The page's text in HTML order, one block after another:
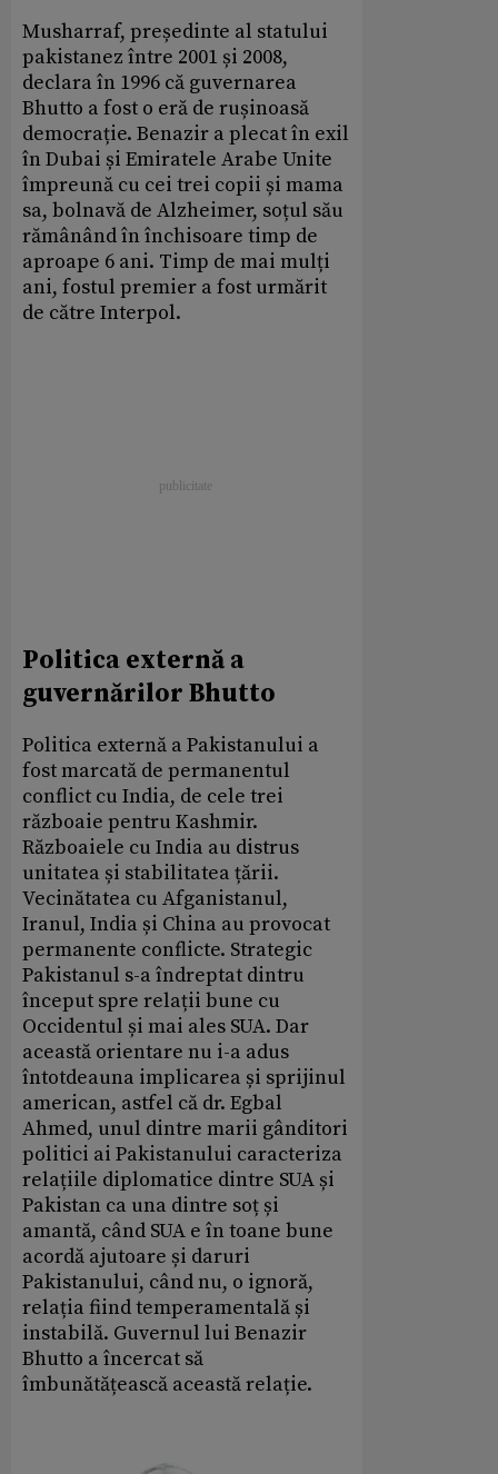
Musharraf, președinte al statului
pakistanez între 2001 și 2008,
declara în 1996 că guvernarea
Bhutto a fost o eră de rușinoasă
democrație. Benazir a plecat în exil
în Dubai și Emiratele Arabe Unite
împreună cu cei trei copii și mama
sa, bolnavă de Alzheimer, soțul său
rămânând în închisoare timp de
aproape 6 ani. Timp de mai mulți
ani, fostul premier a fost urmărit
de către Interpol.
Politica externă a
guvernărilor Bhutto
Politica externă a Pakistanului a
fost marcată de permanentul
conflict cu India, de cele trei
războaie pentru Kashmir.
Războaiele cu India au distrus
unitatea și stabilitatea țării.
Vecinătatea cu Afganistanul,
Iranul, India și China au provocat
permanente conflicte. Strategic
Pakistanul s-a îndreptat dintru
început spre relații bune cu
Occidentul și mai ales SUA. Dar
această orientare nu i-a adus
întotdeauna implicarea și sprijinul
american, astfel că dr. Egbal
Ahmed, unul dintre marii gânditori
politici ai Pakistanului caracteriza
relațiile diplomatice dintre SUA și
Pakistan ca una dintre soț și
amantă, când SUA e în toane bune
acordă ajutoare și daruri
Pakistanului, când nu, o ignoră,
relația fiind temperamentală și
instabilă. Guvernul lui Benazir
Bhutto a încercat să
îmbunătățească această relație.